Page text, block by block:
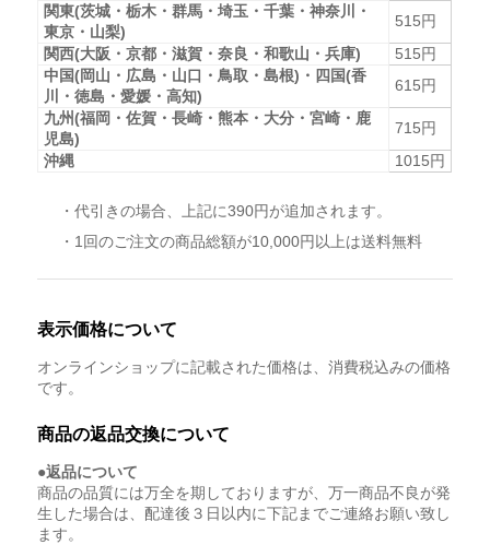
関東(茨城・栃木・群馬・埼玉・千葉・神奈川・
東京・山梨)
515円
関西(大阪・京都・滋賀・奈良・和歌山・兵庫)
515円
中国(岡山・広島・山口・鳥取・島根)・四国(香
川・徳島・愛媛・高知)
615円
九州(福岡・佐賀・長崎・熊本・大分・宮崎・鹿
児島)
715円
沖縄
1015円
・代引きの場合、上記に390円が追加されます。
・1回のご注文の商品総額が10,000円以上は送料無料
表示価格について
オンラインショップに記載された価格は、消費税込みの価格
です。
商品の返品交換について
●返品について
商品の品質には万全を期しておりますが、万一商品不良が発
生した場合は、配達後３日以内に下記までご連絡お願い致し
ます。